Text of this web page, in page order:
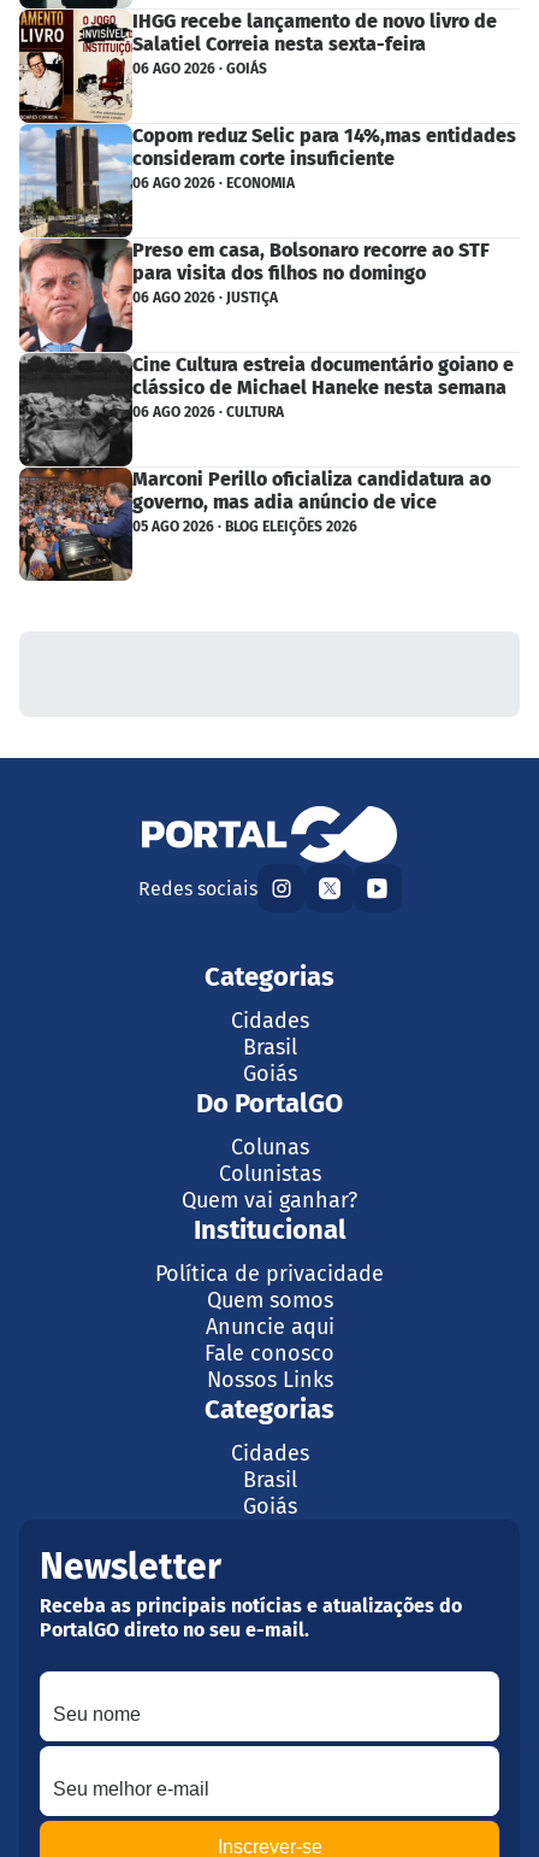
IHGG recebe lançamento de novo livro de
Salatiel Correia nesta sexta-feira
06 AGO 2026 · GOIÁS
Copom reduz Selic para 14%,mas entidades
consideram corte insuficiente
06 AGO 2026 · ECONOMIA
Preso em casa, Bolsonaro recorre ao STF
para visita dos filhos no domingo
06 AGO 2026 · JUSTIÇA
Cine Cultura estreia documentário goiano e
clássico de Michael Haneke nesta semana
06 AGO 2026 · CULTURA
Marconi Perillo oficializa candidatura ao
governo, mas adia anúncio de vice
05 AGO 2026 · BLOG ELEIÇÕES 2026
Redes sociais
Categorias
Cidades
Brasil
Goiás
Do PortalGO
Colunas
Colunistas
Quem vai ganhar?
Institucional
Política de privacidade
Quem somos
Anuncie aqui
Fale conosco
Nossos Links
Categorias
Cidades
Brasil
Goiás
Newsletter
Receba as principais notícias e atualizações do
PortalGO direto no seu e-mail.
Seu nome
Seu melhor e-mail